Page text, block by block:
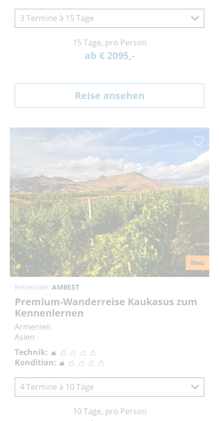
3 Termine à 15 Tage
15 Tage, pro Person
ab € 2095,-
Reise ansehen
Neu
Reisecode: AMBEST
Premium-Wanderreise Kaukasus zum
Kennenlernen
Armenien
Asien
Technik:
Kondition:
4 Termine à 10 Tage
10 Tage, pro Person